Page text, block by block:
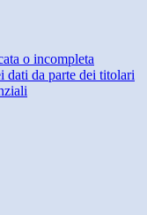
o incompleta
dati da parte dei titolari